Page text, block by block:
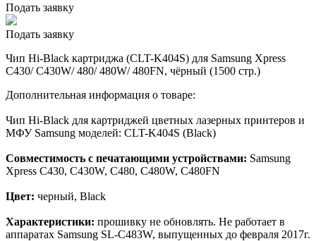
Подать заявку
Подать заявку
Чип Hi-Black картриджа (CLT-K404S) для Samsung Xpress
C430/ C430W/ 480/ 480W/ 480FN, чёрный (1500 стр.)
Дополнительная информация о товаре:
Чип Hi-Black для картриджей цветных лазерных принтеров и
МФУ Samsung моделей: CLT-K404S (Black)
Совместимость с печатающими устройствами: Samsung
Xpress C430, C430W, C480, C480W, C480FN
Цвет: черный, Black
Характеристики: прошивку не обновлять. Не работает в
аппаратах Samsung SL-C483W, выпущенных до февраля 2017г.